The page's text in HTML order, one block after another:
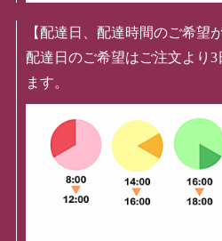
【配達日、配達時間のご希望
配達日のご希望はご注文より
ます。